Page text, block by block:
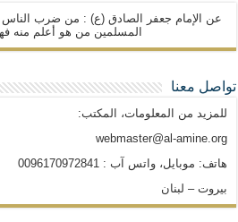
عن الإمام جعفر الصادق (ع) : من ضرب
المسلمين من هو أعلم منه
تواصل معنا
للمزيد من المعلومات، المكتب:
webmaster@al-amine.org
هاتف: موبايل، واتس آب : 0096170972841
بيروت – لبنان